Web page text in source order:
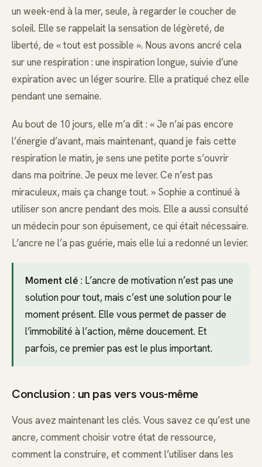
un week-end à la mer, seule, à regarder le coucher de
soleil. Elle se rappelait la sensation de légèreté, de
liberté, de « tout est possible ». Nous avons ancré cela
sur une respiration : une inspiration longue, suivie d’une
expiration avec un léger sourire. Elle a pratiqué chez elle
pendant une semaine.
Au bout de 10 jours, elle m’a dit : « Je n’ai pas encore
l’énergie d’avant, mais maintenant, quand je fais cette
respiration le matin, je sens une petite porte s’ouvrir
dans ma poitrine. Je peux me lever. Ce n’est pas
miraculeux, mais ça change tout. » Sophie a continué à
utiliser son ancre pendant des mois. Elle a aussi consulté
un médecin pour son épuisement, ce qui était nécessaire.
L’ancre ne l’a pas guérie, mais elle lui a redonné un levier.
Moment clé : L’ancre de motivation n’est pas une
solution pour tout, mais c’est une solution pour le
moment présent. Elle vous permet de passer de
l’immobilité à l’action, même doucement. Et
parfois, ce premier pas est le plus important.
Conclusion : un pas vers vous-même
Vous avez maintenant les clés. Vous savez ce qu’est une
ancre, comment choisir votre état de ressource,
comment la construire, et comment l’utiliser dans les